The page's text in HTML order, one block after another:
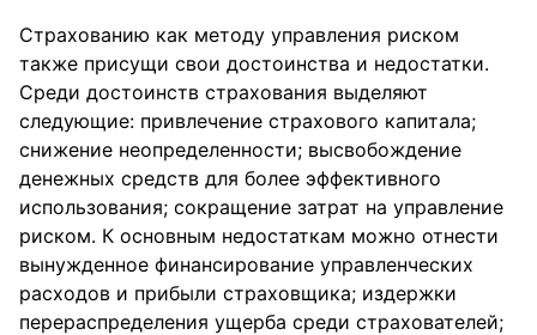
Страхованию как методу управления риском
также присущи свои достоинства и недостатки.
Среди достоинств страхования выделяют
следующие: привлечение страхового капитала;
снижение неопределенности; высвобождение
денежных средств для более эффективного
использования; сокращение затрат на управление
риском. К основным недостаткам можно отнести
вынужденное финансирование управленческих
расходов и прибыли страховщика; издержки
перераспределения ущерба среди страхователей;